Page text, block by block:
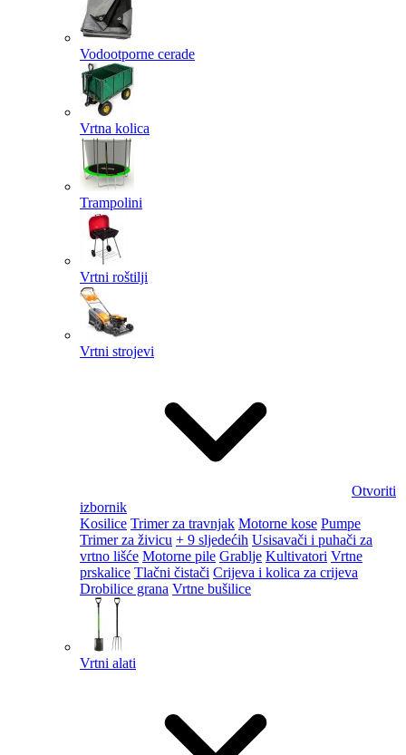
Vodootporne cerade
Vrtna kolica
Trampolini
Vrtni roštilji
Vrtni strojevi
Otvoriti
izbornik
Kosilice Trimer za travnjak Motorne kose Pumpe
Trimer za živicu + 9 sljedećih Usisavači i puhači za
vrtno lišće Motorne pile Grablje Kultivatori Vrtne
prskalice Tlačni čistači Crijeva i kolica za crijeva
Drobilice grana Vrtne bušilice
Vrtni alati